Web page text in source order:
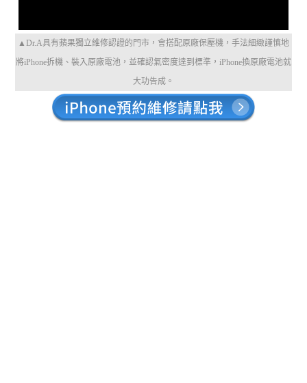
▲Dr.A具有蘋果獨立維修認證的門市，會搭配原廠保壓機，手法細緻謹慎地
將iPhone拆機、裝入原廠電池，並確認氣密度達到標準，iPhone換原廠電池就
大功告成。